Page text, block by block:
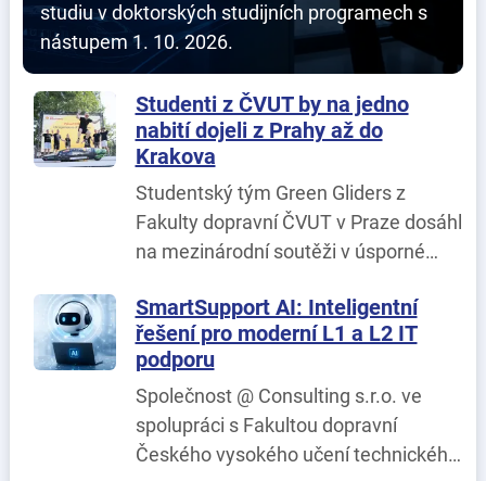
studiu v doktorských studijních programech s
nástupem 1. 10. 2026.
Studenti z ČVUT by na jedno
nabití dojeli z Prahy až do
Krakova
Studentský tým Green Gliders z
Fakulty dopravní ČVUT v Praze dosáhl
na mezinárodní soutěži v úsporné
2026, která se konala o víkendu 25. -
26. 6. v Polsku, svého dosud
nejlepšího výsledku.
SmartSupport AI: Inteligentní
řešení pro moderní L1 a L2 IT
podporu
Společnost @ Consulting s.r.o. ve
spolupráci s Fakultou dopravní
Českého vysokého učení technického